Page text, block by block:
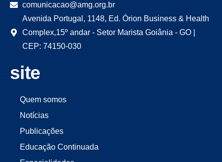
comunicacao@amg.org.br
Avenida Portugal, 1148, Ed. Órion Business & Health
Complex,15º andar - Setor Marista Goiânia - GO |
CEP: 74150-030
site
Quem somos
Notícias
Publicações
Educação Continuada